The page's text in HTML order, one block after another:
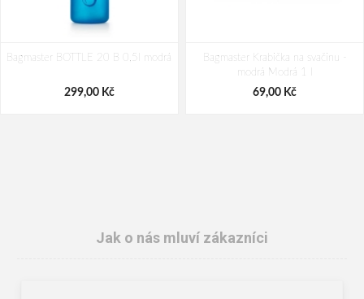
Bagmaster BOTTLE 20 B 0,5l modrá
299,00 Kč
Bagmaster Krabička na svačinu -
modrá Modrá 1 l
69,00 Kč
Jak o nás mluví zákazníci